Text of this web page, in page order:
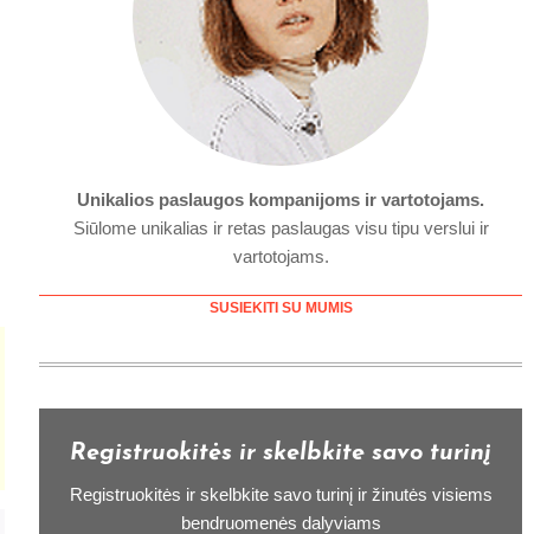
Unikalios paslaugos kompanijoms ir vartotojams.
Siūlome unikalias ir retas paslaugas visu tipu verslui ir
vartotojams.
SUSIEKITI SU MUMIS
Registruokitės ir skelbkite savo turinį
Registruokitės ir skelbkite savo turinį ir žinutės visiems
bendruomenės dalyviams